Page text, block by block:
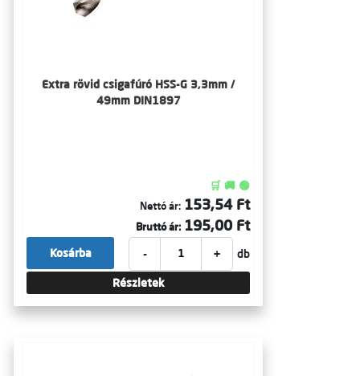
Extra rövid csigafúró HSS-G 3,3mm /
49mm DIN1897
🛒 🚚 🟢
Nettó ár: 153,54 Ft
Bruttó ár: 195,00 Ft
- + db
Kosárba
Részletek